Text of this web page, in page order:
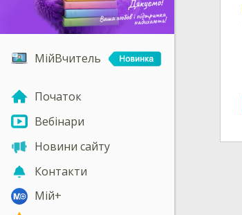
МійВчитель
Початок
Вебінари
Новини сайту
Контакти
Мій+